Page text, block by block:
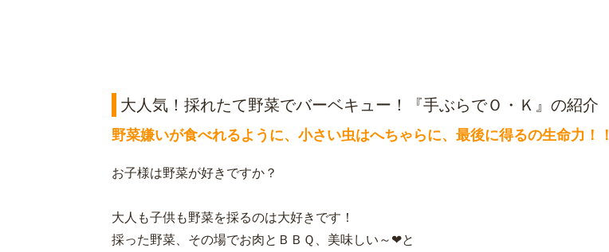
大人気！採れたて野菜でバーベキュー！『手ぶらでＯ・Ｋ』の紹介
野菜嫌いが食べれるように、小さい虫はへちゃらに、最後に得るの生命力！！
お子様は野菜が好きですか？
大人も子供も野菜を採るのは大好きです！
採った野菜、その場でお肉とＢＢＱ、美味しい～❤と